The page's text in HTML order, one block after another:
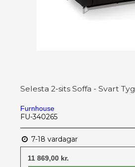
Selesta 2-sits Soffa - Svart Tyg
Furnhouse
FU-340265
7-18 vardagar
11 869,00 kr.